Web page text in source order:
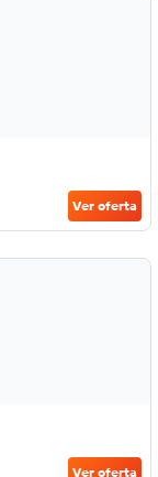
Ver oferta
Ver oferta